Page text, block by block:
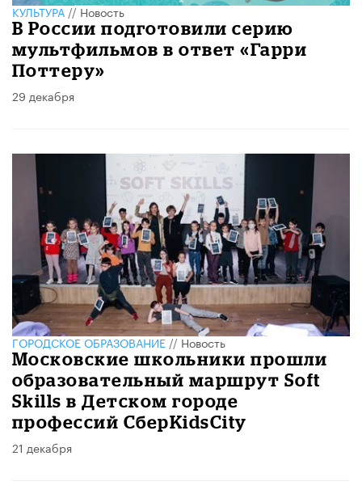
КУЛЬТУРА//Новость
В России подготовили серию
мультфильмов в ответ «Гарри
Поттеру»
29 декабря
ГОРОДСКОЕ ОБРАЗОВАНИЕ//Новость
Московские школьники прошли
образовательный маршрут Soft
Skills в Детском городе
профессий СберKidsCity
21 декабря